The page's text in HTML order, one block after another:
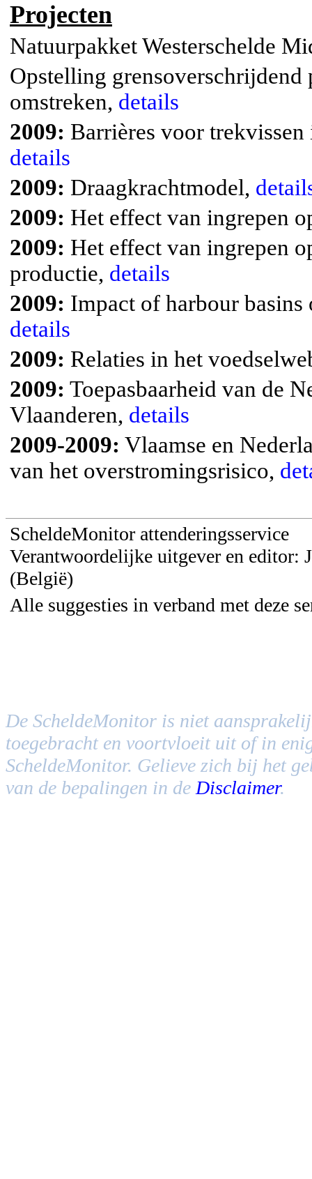
Projecten
Natuurpakket Westerschelde
Opstelling
omstreken, details
2009: Barrières voor
details
2009: Draagkrachtmodel,
2009: Het effect van ingrepen
2009: Het effect van ingrepen
productie, details
2009: Impact of harbour
details
2009: Relaties in het
2009: Toepasbaarheid van de
Vlaanderen, details
2009-2009: Vlaamse en
van het overstromingsrisico,
ScheldeMonitor attenderingsservice
Verantwoordelijke uitgever en editor:
(België)
Alle suggesties in verband met deze
De ScheldeMonitor is niet
toegebracht en voortvloeit uit of in
ScheldeMonitor. Gelieve zich bij het
van de bepalingen in de Disclaimer.